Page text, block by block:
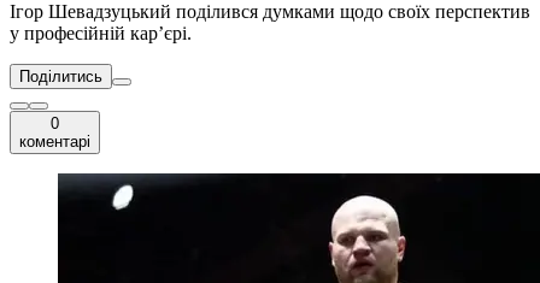
Ігор Шевадзуцький поділився думками щодо своїх перспектив
у професійній кар’єрі.
Поділитись
0
коментарі